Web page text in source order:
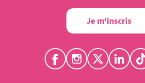
Je m'inscris